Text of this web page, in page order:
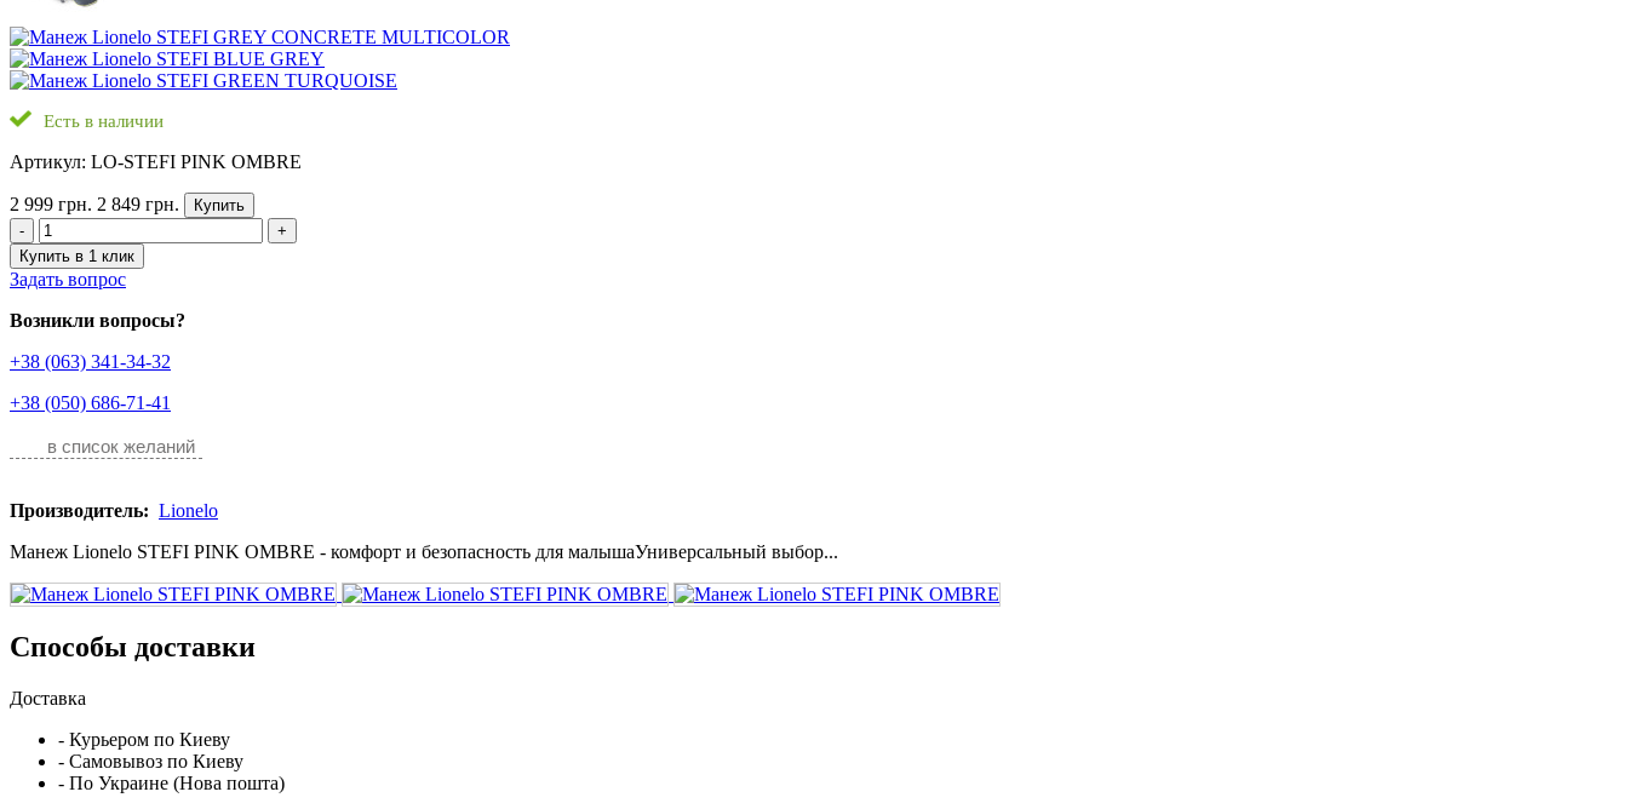
Есть в наличии
Артикул: LO-STEFI PINK OMBRE
2 999 грн. 2 849 грн.
Купить
-
+
Купить в 1 клик
Задать вопрос
Возникли вопросы?
+38 (063) 341-34-32
+38 (050) 686-71-41
в список желаний
Производитель: Lionelo
Манеж Lionelo STEFI PINK OMBRE - комфорт и безопасность для малышаУниверсальный выбор...
Способы доставки
Доставка
- Курьером по Киеву
- Самовывоз по Киеву
- По Украине (Нова пошта)